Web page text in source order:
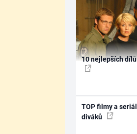
10 nejlepších
TOP filmy a
diváků